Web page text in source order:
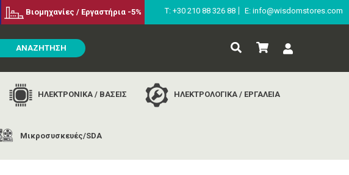
Βιομηχανίες / Εργαστήρια -5% Τ: +30 210 88 326 88 E: info@wisdomstores.com
ΑΝΑΖΗΤΗΣΗ
ΗΛΕΚΤΡΟΝΙΚΑ / ΒΑΣΕΙΣ ΗΛΕΚΤΡΟΛΟΓΙΚΑ / ΕΡΓΑΛΕΙΑ
Μικροσυσκευές/SDA